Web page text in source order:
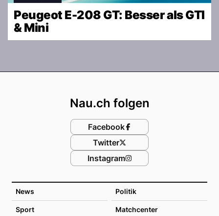
Peugeot E-208 GT: Besser als GTI
& Mini
News Politik
Sport Matchcenter
Nau.ch folgen
Facebook
Twitter
Instagram